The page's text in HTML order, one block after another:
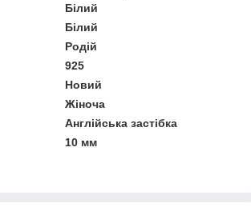
Білий
Білий
Родій
925
Новий
Жіноча
Англійська застібка
10 мм